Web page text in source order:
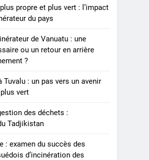
propre et plus vert : l’impact
du pays
de Vanuatu : une
ou un retour en arrière
?
Tuvalu : un pas vers un avenir
vert
des déchets :
Tadjikistan
: examen du succès des
d’incinération des